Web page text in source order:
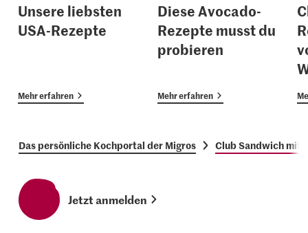
Unsere liebsten
USA-Rezepte
Mehr erfahren
Diese Avocado-
Rezepte musst du
probieren
Mehr erfahren
Das persönliche Kochportal der Migros Club Sandwich mit
Jetzt anmelden